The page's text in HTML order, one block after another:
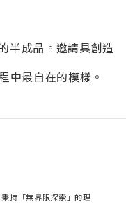
半成品。邀請具創造
中最自在的模樣。
持「無界限探索」的理